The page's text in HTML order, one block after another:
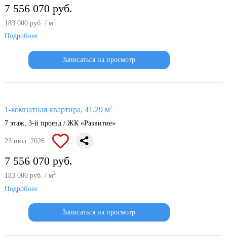
7 556 070 руб.
183 000 руб. / м2
Подробнее
Записаться на просмотр
1-комнатная квартира, 41.29 м2
7 этаж, 3-й проезд / ЖК «Развитие»
23 июл. 2026
7 556 070 руб.
183 000 руб. / м2
Подробнее
Записаться на просмотр